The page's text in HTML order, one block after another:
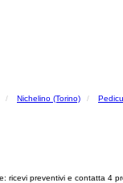
Nichelino (Torino)
ricevi preventivi e contatta 4